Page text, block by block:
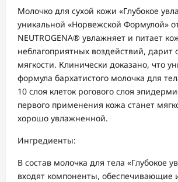
Молочко для сухой кожи «Глубокое
уникальной «Норвежской Формулой»
NEUTROGENA® увлажняет и питает
неблагоприятных воздействий,
мягкости. Клинически доказано, что
формула бархатистого молочка для
10 слоя клеток рогового слоя
первого применения кожа станет
хорошо увлажненной.
Ингредиенты:
В состав молочка для тела «Глубокое
входят компоненты, обеспечивающие